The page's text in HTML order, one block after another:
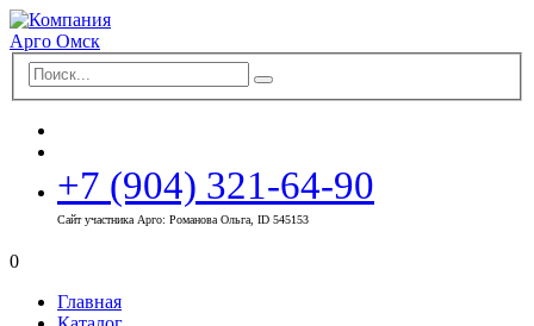
+7 (904) 321-64-90
Сайт участника Арго: Романова Ольга, ID 545153
0
Главная